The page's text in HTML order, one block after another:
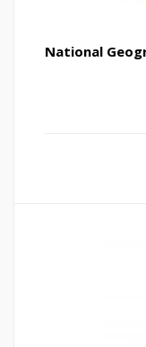
National